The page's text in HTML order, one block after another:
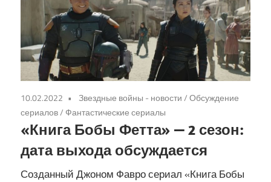
10.02.2022 Звездные войны - новости/Обсуждение
сериалов/ Фантастические сериалы
«Книга Бобы Фетта» — 2 сезон:
дата выхода обсуждается
Созданный Джоном Фавро сериал «Книга Бобы